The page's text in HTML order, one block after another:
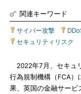
関連キーワード
サイバー攻撃
セキュリティリスク
2022年7月、セキュ
行為規制機構（FCA）
果、英国の金融サービ